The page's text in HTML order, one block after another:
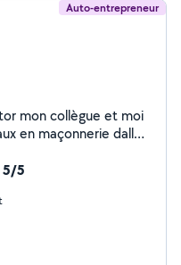
Auto-entrepreneur
mon collègue et moi
en maçonnerie dalles
5/5